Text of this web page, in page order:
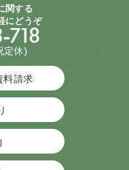
関する
にどうぞ
定休)
料請求